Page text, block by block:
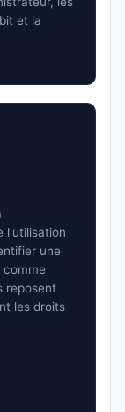
et la
l'utilisation
une
comme
reposent
les droits